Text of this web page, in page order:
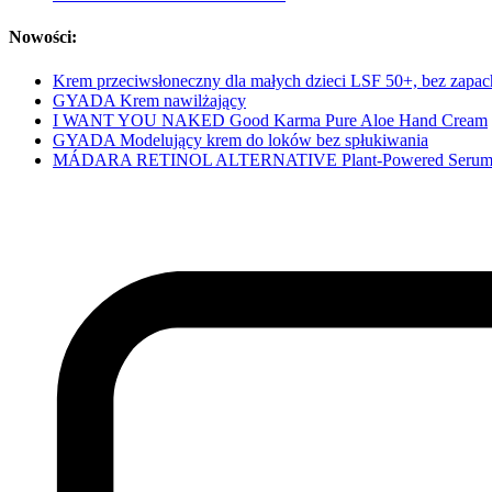
Nowości:
Krem przeciwsłoneczny dla małych dzieci LSF 50+, bez
GYADA Krem nawilżający
I WANT YOU NAKED Good Karma Pure Aloe Hand Cream
GYADA Modelujący krem do loków bez spłukiwania
MÁDARA RETINOL ALTERNATIVE Plant-Powered Serum